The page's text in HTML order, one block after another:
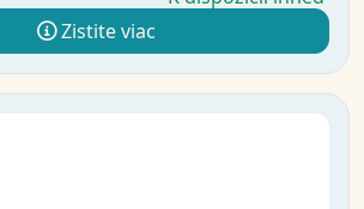
Zistite viac